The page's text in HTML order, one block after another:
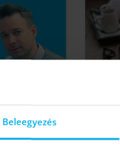
Beleegyezés
Fed,